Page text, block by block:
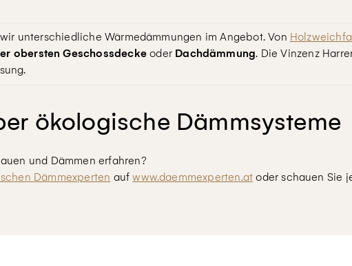
unterschiedliche Wärmedämmungen im Angebot. Von
obersten Geschossdeckeoder Dachdämmung. Die Vinzenz
ökologische Dämmsysteme
und Dämmen erfahren?
Dämmexperten aufwww.daemmexperten.at oder schauen Sie